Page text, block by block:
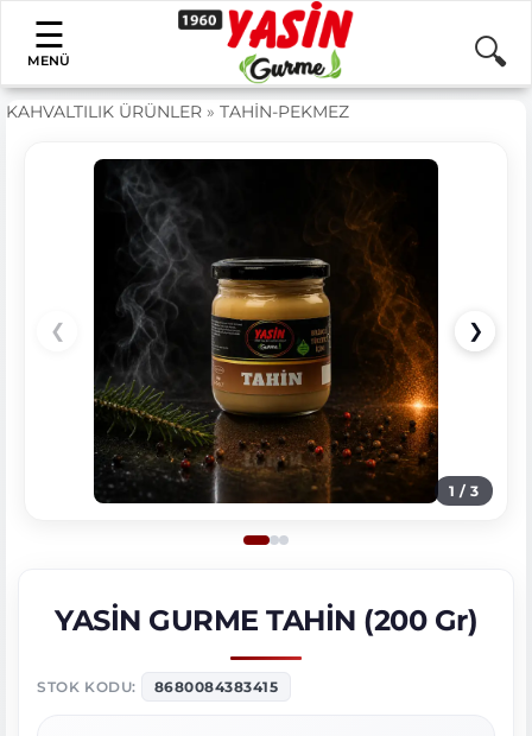
MENÜ
KAHVALTILIK ÜRÜNLER » TAHİN-PEKMEZ
❮ ❯
1 / 3
YASİN GURME TAHİN (200 Gr)
STOK KODU: 8680084383415